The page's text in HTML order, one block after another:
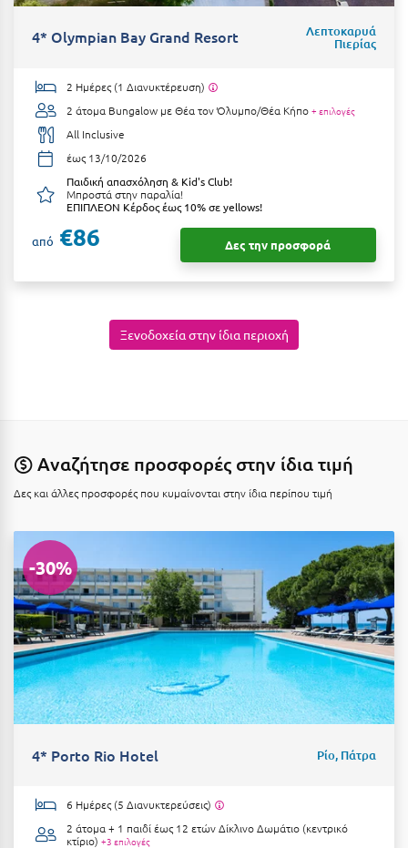
Κερατέα
Κέρκυρα
Κεφαλονιά
Κοζάνη
Κοκκώνι Κορινθίας
Κομοτηνή
Κόνιτσα
Κόρινθος
Κορώνη
Κουρούτα Ηλείας
Κύθηρα
Κυλλήνη
Κύμη Ευβοίας
Κυπαρισσία
Κύπρος
Κως
Λ
Λαγκάδια
Λακόπετρα Αχαΐας
4* Olympian Bay Grand Resort Λεπτοκαρυά
Πιερίας
2 Ημέρες (1 Διανυκτέρευση)
2 άτομα Bungalow με Θέα τον Όλυμπο/Θέα Κήπο + επιλογές
All Inclusive
έως 13/10/2026
Παιδική απασχόληση & Kid's Club!
Μπροστά στην παραλία!
ΕΠΙΠΛΕΟΝ Κέρδος έως 10% σε yellows!
από €86 Δες την προσφορά
Ξενοδοχεία στην ίδια περιοχή
Αναζήτησε προσφορές στην ίδια τιμή
Δες και άλλες προσφορές που κυμαίνονται στην ίδια περίπου τιμή
-30%
4* Porto Rio Hotel Ρίο, Πάτρα
6 Ημέρες (5 Διανυκτερεύσεις)
2 άτομα + 1 παιδί έως 12 ετώνΔίκλινο Δωμάτιο (κεντρικό
κτίριο) +3 επιλογές